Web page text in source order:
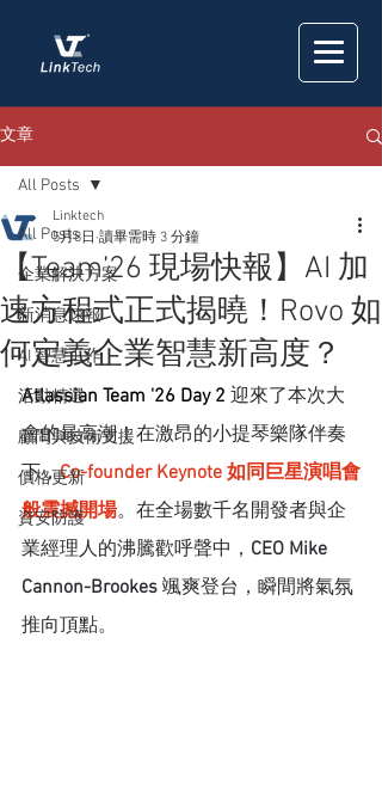
文章
All Posts
企業解決方案
新消息速報
AI 智慧工作
活動精選
顧問與技術支援
價格更新
資安防護
All Posts
【Team’26 現場快報】AI 加
速方程式正式揭曉！Rovo 如
何定義企業智慧新高度？
Linktech
5月8日 讀畢需時 3 分鐘
Atlassian Team '26 Day 2 迎來了本次大
會的最高潮！在激昂的小提琴樂隊伴奏
下，Co-founder Keynote 如同巨星演唱會
般震撼開場。在全場數千名開發者與企
業經理人的沸騰歡呼聲中， CEO Mike
Cannon-Brookes 颯爽登台，瞬間將氣氛
推向頂點。